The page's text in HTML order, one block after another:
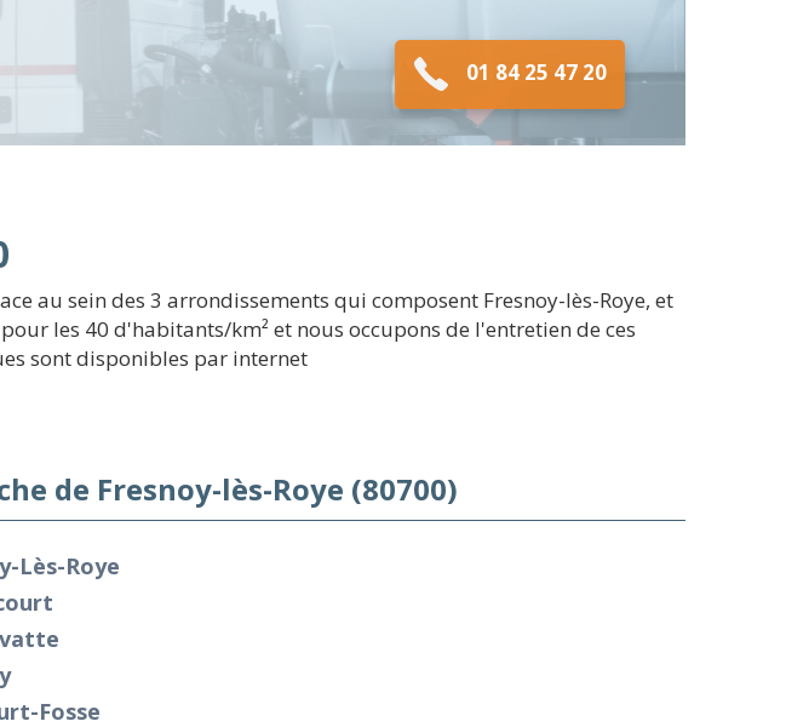
01 84 25 47 20
au sein des 3 arrondissements qui composent Fresnoy-lès-Roye, et
les 40 d'habitants/km² et nous occupons de l'entretien de ces
sont disponibles par internet
de Fresnoy-lès-Roye (80700)
Lès-Roye
Fosse